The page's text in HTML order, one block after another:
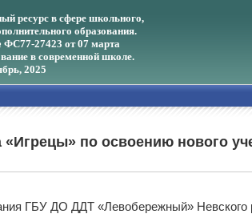
ресурс в сфере школьного,
образования.
ФС77-27423 от 07 марта
в современной школе.
2025
по освоению нового
ГБУ ДО ДДТ «Левобережный» Невского